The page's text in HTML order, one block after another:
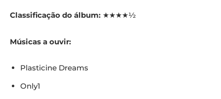
Classificação do álbum: ★★★★½
Músicas a ouvir:
Plasticine Dreams
Only1